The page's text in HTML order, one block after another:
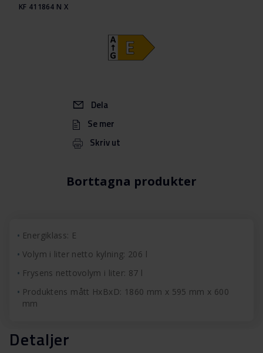
KF 411864 N X
Borttagna produkter
Dela
Se mer
Skriv ut
Energiklass: E
Volym i liter netto kylning: 206 l
Frysens nettovolym i liter: 87 l
Produktens mått HxBxD: 1860 mm x 595 mm x 600
mm
Detaljer